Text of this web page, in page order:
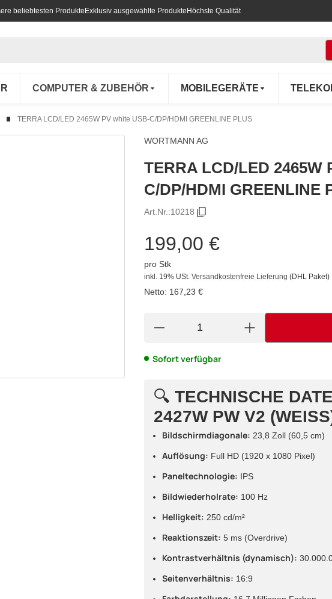
beliebtesten Produkte Exklusiv ausgewählte Produkte Höchste Qualität
COMPUTER & ZUBEHÖR MOBILEGERÄTE
TERRA LCD/LED 2465W PV white USB-C/DP/HDMI GREENLINE PLUS
WORTMANN AG
TERRA LCD/LED 2465W
C/DP/HDMI GREENLINE
Art.Nr.:10218
199,00 €
pro Stk
inkl. 19% USt. Versandkostenfreie Lieferung (DHL Paket)
Netto: 167,23 €
Sofort verfügbar
🔍 TECHNISCHE
2427W PW V2 (WEISS)
Bildschirmdiagonale: 23,8 Zoll (60,5 cm)
Auflösung: Full HD (1920 x 1080 Pixel)
Paneltechnologie: IPS
Bildwiederholrate: 100 Hz
Helligkeit: 250 cd/m²
Reaktionszeit: 5 ms (Overdrive)
Kontrastverhältnis (dynamisch):
Seitenverhältnis: 16:9